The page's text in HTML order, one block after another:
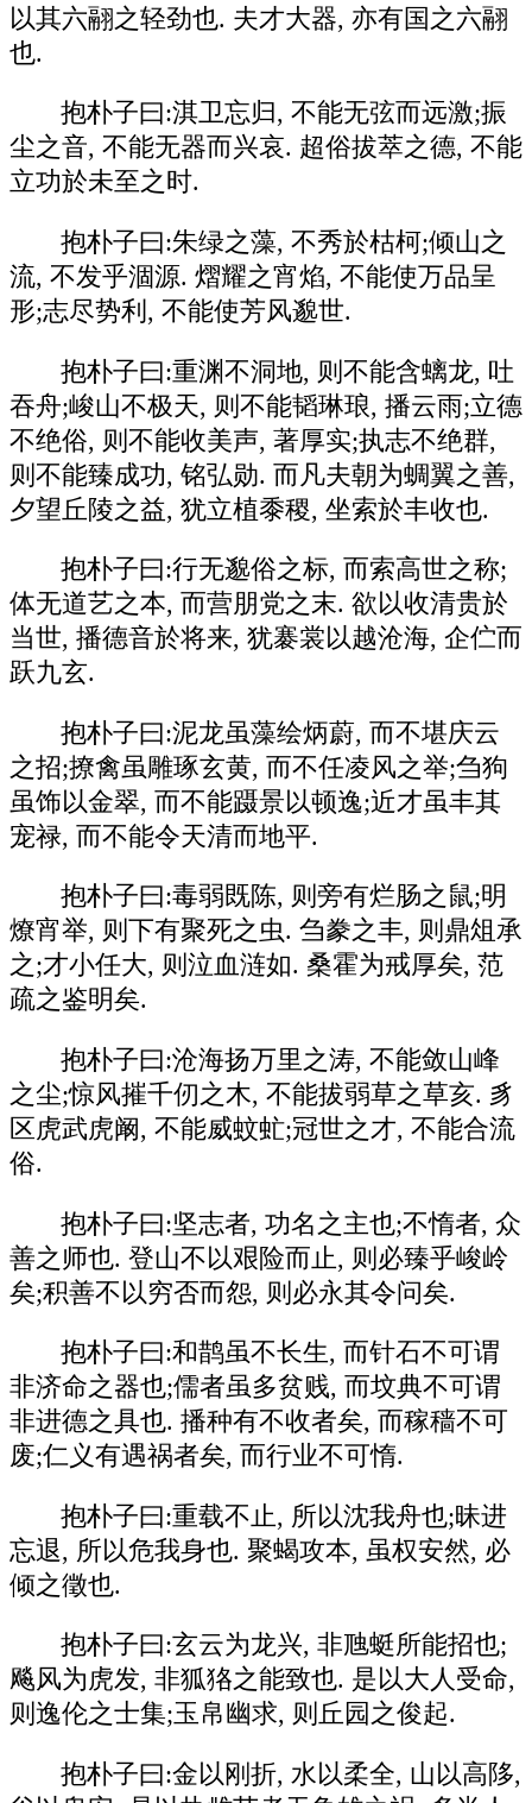
以其六翮之轻劲也. 夫才大器, 亦有国之六翮
也.
抱朴子曰:淇卫忘归, 不能无弦而远激;振
尘之音, 不能无器而兴哀. 超俗拔萃之德, 不能
立功於未至之时.
抱朴子曰:朱绿之藻, 不秀於枯柯;倾山之
流, 不发乎涸源. 熠耀之宵焰, 不能使万品呈
形;志尽势利, 不能使芳风邈世.
抱朴子曰:重渊不洞地, 则不能含螭龙, 吐
吞舟;峻山不极天, 则不能韬琳琅, 播云雨;立德
不绝俗, 则不能收美声, 著厚实;执志不绝群,
则不能臻成功, 铭弘勋. 而凡夫朝为蜩翼之善,
夕望丘陵之益, 犹立植黍稷, 坐索於丰收也.
抱朴子曰:行无邈俗之标, 而索高世之称;
体无道艺之本, 而营朋党之末. 欲以收清贵於
当世, 播德音於将来, 犹褰裳以越沧海, 企伫而
跃九玄.
抱朴子曰:泥龙虽藻绘炳蔚, 而不堪庆云
之招;撩禽虽雕琢玄黄, 而不任凌风之举;刍狗
虽饰以金翠, 而不能蹑景以顿逸;近才虽丰其
宠禄, 而不能令天清而地平.
抱朴子曰:毒弱既陈, 则旁有烂肠之鼠;明
燎宵举, 则下有聚死之虫. 刍豢之丰, 则鼎俎承
之;才小任大, 则泣血涟如. 桑霍为戒厚矣, 范
疏之鉴明矣.
抱朴子曰:沧海扬万里之涛, 不能敛山峰
之尘;惊风摧千仞之木, 不能拔弱草之草亥. 豸
区虎武虎阚, 不能威蚊虻;冠世之才, 不能合流
俗.
抱朴子曰:坚志者, 功名之主也;不惰者, 众
善之师也. 登山不以艰险而止, 则必臻乎峻岭
矣;积善不以穷否而怨, 则必永其令问矣.
抱朴子曰:和鹊虽不长生, 而针石不可谓
非济命之器也;儒者虽多贫贱, 而坟典不可谓
非进德之具也. 播种有不收者矣, 而稼穑不可
废;仁义有遇祸者矣, 而行业不可惰.
抱朴子曰:重载不止, 所以沈我舟也;昧进
忘退, 所以危我身也. 聚蝎攻本, 虽权安然, 必
倾之徵也.
抱朴子曰:玄云为龙兴, 非虺蜓所能招也;
飚风为虎发, 非狐狢之能致也. 是以大人受命,
则逸伦之士集;玉帛幽求, 则丘园之俊起.
抱朴子曰:金以刚折, 水以柔全, 山以高陊,